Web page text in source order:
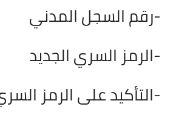
-رقم السجل المدني
-الرمز السري الجديد
-التأكيد على الرمز